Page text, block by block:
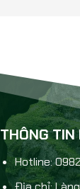
THÔNG TIN
Hotline: